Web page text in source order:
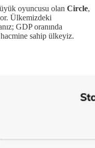
oyuncusu olan Circle,
Ülkemizdeki
GDP oranında
hacmine sahip ülkeyiz.